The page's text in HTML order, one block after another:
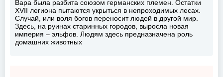
Вара была разбита союзом германских племен. Остатки
XVII легиона пытаются укрыться в непроходимых лесах.
Случай, или воля богов переносит людей в другой мир.
Здесь, на руинах старинных городов, выросла новая
империя – эльфов. Людям здесь предназначена роль
домашних животных